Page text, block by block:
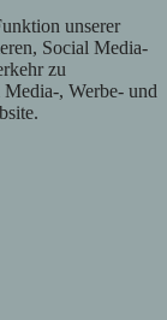
unserer
Social Media-
zu
, Werbe- und